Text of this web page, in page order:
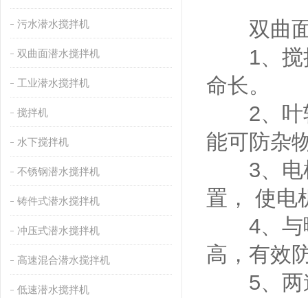
污水潜水搅拌机
双曲面潜水搅拌机
工业潜水搅拌机
搅拌机
水下搅拌机
不锈钢潜水搅拌机
铸件式潜水搅拌机
冲压式潜水搅拌机
高速混合潜水搅拌机
低速潜水搅拌机
双曲面
1、搅拌
命长。
2、叶轮
能可防杂
3、电机
置， 使电
4、与曝
高，有效
5、两道